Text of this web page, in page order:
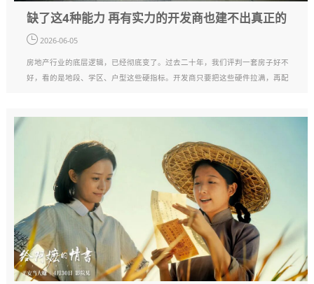
缺了这4种能力 再有实力的开发商也建不出真正的
“好房子”
2026-06-05
房地产行业的底层逻辑，已经彻底变了。过去二十年，我们评判一套房子好不
好，看的是地段、学区、户型这些硬指标。开发商只要把这些硬件拉满，再配